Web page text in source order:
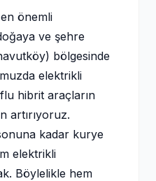
önemli
ve şehre
bölgesinde
elektrikli
hibrit araçların
artırıyoruz.
kadar kurye
elektrikli
Böylelikle hem